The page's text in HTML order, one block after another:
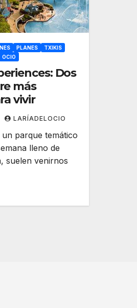
PLANES
TXIKIS
OCIO
Dos
más
vivir
LARÍADELOCIO
parque temático
lleno de
suelen venirnos